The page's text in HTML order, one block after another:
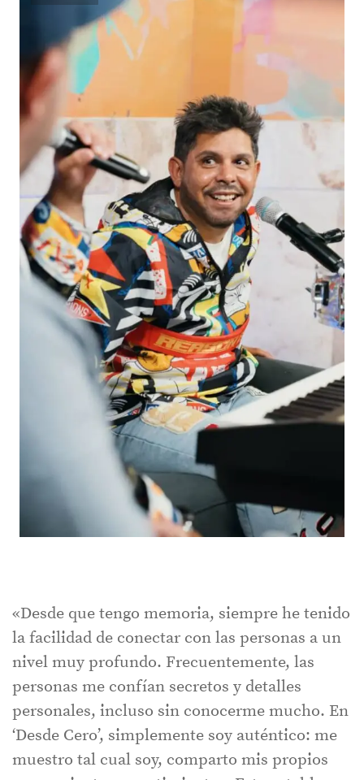
«Desde que tengo memoria, siempre he tenido
la facilidad de conectar con las personas a un
nivel muy profundo. Frecuentemente, las
personas me confían secretos y detalles
personales, incluso sin conocerme mucho. En
‘Desde Cero’, simplemente soy auténtico: me
muestro tal cual soy, comparto mis propios